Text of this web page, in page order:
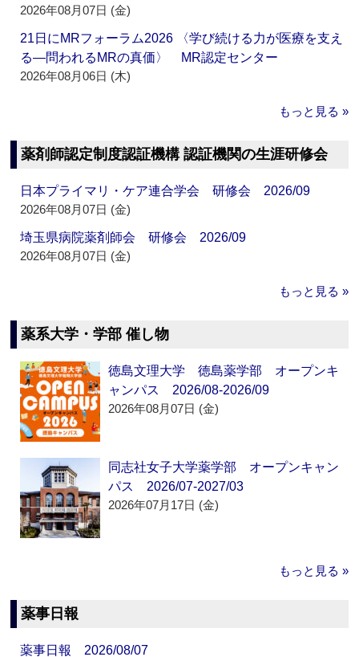
2026年08月07日 (金)
21日にMRフォーラム2026 〈学び続ける力が医療を支え
る―問われるMRの真価〉 MR認定センター
2026年08月06日 (木)
もっと見る »
薬剤師認定制度認証機構 認証機関の生涯研修会
日本プライマリ・ケア連合学会 研修会 2026/09
2026年08月07日 (金)
埼玉県病院薬剤師会 研修会 2026/09
2026年08月07日 (金)
もっと見る »
薬系大学・学部 催し物
徳島文理大学 徳島薬学部 オープンキ
ャンパス 2026/08-2026/09
2026年08月07日 (金)
同志社女子大学薬学部 オープンキャン
パス 2026/07-2027/03
2026年07月17日 (金)
もっと見る »
薬事日報
薬事日報 2026/08/07